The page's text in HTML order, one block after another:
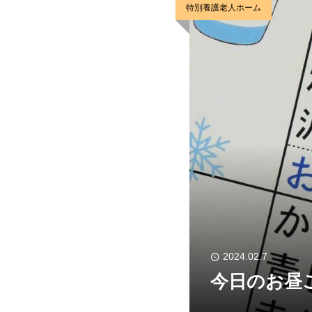
特別養護老人ホーム
2024.02.7
今日のお昼